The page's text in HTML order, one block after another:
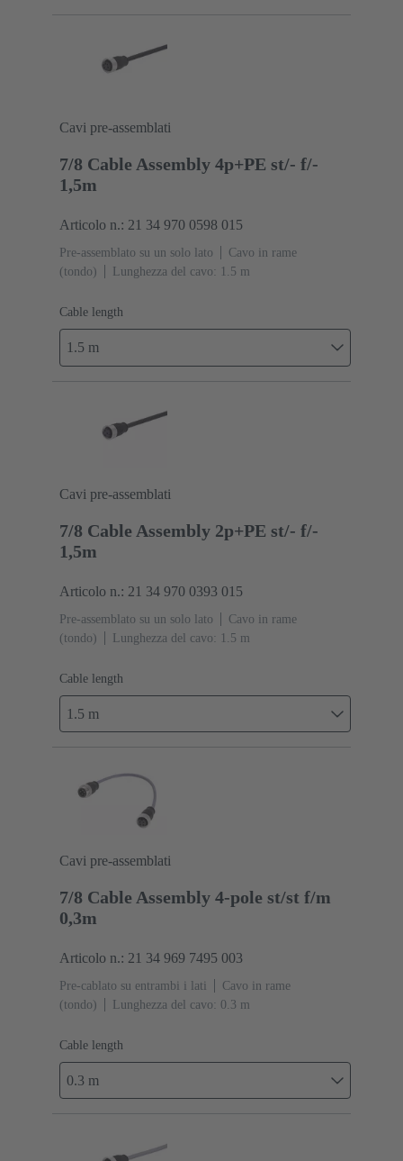
Cavi pre-assemblati
7/8 Cable Assembly 4p+PE st/- f/-
1,5m
Articolo n.: 21 34 970 0598 015
Pre-assemblato su un solo lato
Cavo in rame
(tondo)
Lunghezza del cavo: 1.5 m
Cable length
1.5 m
Cavi pre-assemblati
7/8 Cable Assembly 2p+PE st/- f/-
1,5m
Articolo n.: 21 34 970 0393 015
Pre-assemblato su un solo lato
Cavo in rame
(tondo)
Lunghezza del cavo: 1.5 m
Cable length
1.5 m
Cavi pre-assemblati
7/8 Cable Assembly 4-pole st/st f/m
0,3m
Articolo n.: 21 34 969 7495 003
Pre-cablato su entrambi i lati
Cavo in rame
(tondo)
Lunghezza del cavo: 0.3 m
Cable length
0.3 m